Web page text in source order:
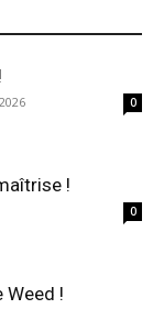
0
!
0
Weed !